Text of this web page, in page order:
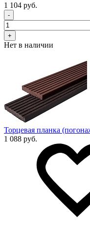
1 104 руб.
-
+
Нет в наличии
Торцевая планка
1 088 руб.